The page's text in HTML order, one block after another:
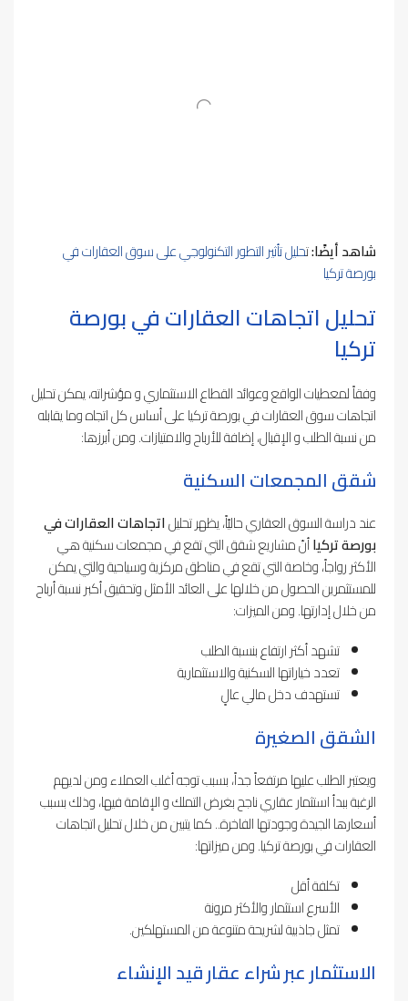
شاهد أيضًا:تحليل تأثير التطور التكنولوجي على سوق العقارات في
بورصة تركيا
تحليل اتجاهات العقارات في بورصة
تركيا
وفقاً لمعطيات الواقع وعوائد القطاع الاستثماري و مؤشراته، يمكن تحليل
اتجاهات سوق العقارات في بورصة تركيا على أساس كل اتجاه وما يقابله
من نسبة الطلب و الإقبال، إضافة للأرباح والامتيازات. ومن أبرزها:
شقق المجمعات السكنية
عند دراسة السوق العقاري حاليّاً، يظهر تحليلاتجاهات العقارات في
بورصة تركياأنّ مشاريع شقق التي تقع في مجمعات سكنية هي
الأكثر رواجاً، وخاصة التي تقع في مناطق مركزية وسياحية والتي يمكن
للمستثمرين الحصول من خلالها على العائد الأمثل وتحقيق أكبر نسبة أرباح
من خلال إدارتها. ومن الميزات:
تشهد أكثر ارتفاع بنسبة الطلب
تعدد خياراتها السكنية والاستثمارية
تستهدف دخل مالي عالٍ
الشقق الصغيرة
ويعتبر الطلب عليها مرتفعاً جداً، بسبب توجه أغلب العملاء ومن لديهم
الرغبة ببدأ استثمار عقاري ناجح بغرض التملك و الإقامة فيها، وذلك بسبب
أسعارها الجيدة وجودتها الفاخرة.. كما يتبين من خلال تحليل اتجاهات
العقارات في بورصة تركيا. ومن ميزاتها:
تكلفة أقل
الأسرع استثمار والأكثر مرونة
تمثل جاذبية لشريحة متنوعة من المستهلكين.
الاستثمار عبر شراء عقار قيد الإنشاء